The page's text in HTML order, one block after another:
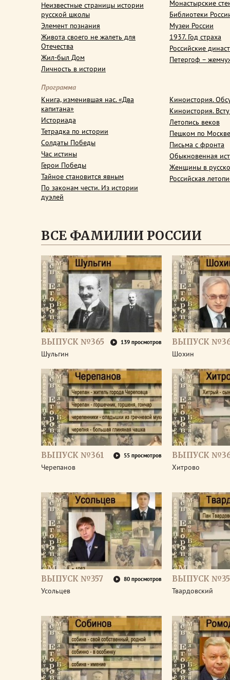
Неизвестные страницы истории
русской школы
Элемент познания
Живота своего не жалеть для
Отечества
Жил-был Дом
Личность в истории
Монастырские
Библиотеки
Музеи России
1937. Год страха
Российские
Петергоф –
Программа
Книга, изменившая нас. «Два
капитана»
Историада
Тетрадка по истории
Солдаты Победы
Час истины
Герои Победы
Тайное становится явным
По законам чести. Из истории
дуэлей
Киноистория.
Киноистория.
Летопись веков
Пешком по Москве
Письма с фронта
Обыкновенная
Женщины в
Российская
ВСЕ ФАМИЛИИ РОССИИ
ВЫПУСК №365 139 просмотров
Шульгин
ВЫПУСК
Шохин
ВЫПУСК №361 55 просмотров
Черепанов
ВЫПУСК
Хитрово
ВЫПУСК №357 80 просмотров
Усольцев
ВЫПУСК
Твардовский